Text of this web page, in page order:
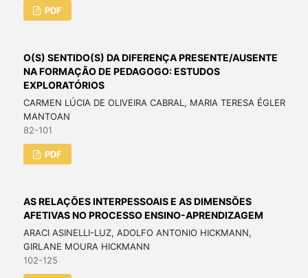
PDF
O(S) SENTIDO(S) DA DIFERENÇA PRESENTE/AUSENTE
NA FORMAÇÃO DE PEDAGOGO: ESTUDOS
EXPLORATÓRIOS
CARMEN LÚCIA DE OLIVEIRA CABRAL, MARIA TERESA ÉGLER
MANTOAN
82-101
PDF
AS RELAÇÕES INTERPESSOAIS E AS DIMENSÕES
AFETIVAS NO PROCESSO ENSINO-APRENDIZAGEM
ARACI ASINELLI-LUZ, ADOLFO ANTONIO HICKMANN,
GIRLANE MOURA HICKMANN
102-125